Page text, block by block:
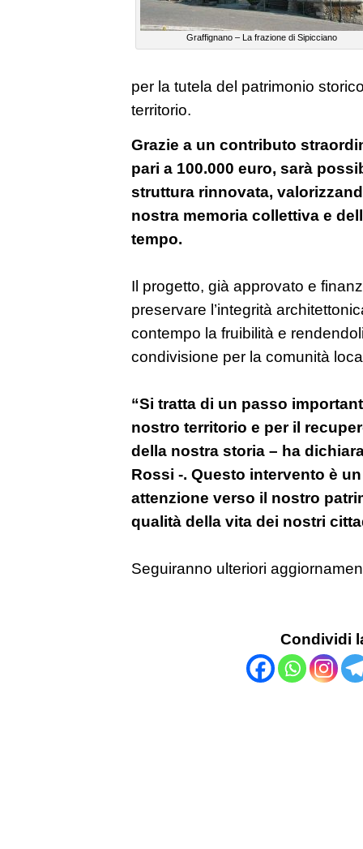
Graffignano – La frazione di Sipicciano
per la tutela del patrimonio
territorio.
Grazie a un contributo
pari a 100.000 euro, sarà
struttura rinnovata,
nostra memoria collettiva e
tempo.
Il progetto, già approvato e
preservare l’integrità
contempo la fruibilità e
condivisione per la comunità
“Si tratta di un passo
nostro territorio e per il
della nostra storia – ha
Rossi -. Questo intervento è
attenzione verso il nostro
qualità della vita dei nostri
Seguiranno ulteriori
Condividi